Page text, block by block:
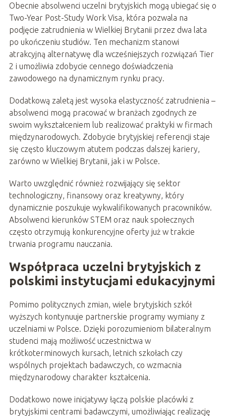
Obecnie absolwenci uczelni brytyjskich mogą ubiegać się o
Two-Year Post-Study Work Visa, która pozwala na
podjęcie zatrudnienia w Wielkiej Brytanii przez dwa lata
po ukończeniu studiów. Ten mechanizm stanowi
atrakcyjną alternatywę dla wcześniejszych rozwiązań Tier
2 i umożliwia zdobycie cennego doświadczenia
zawodowego na dynamicznym rynku pracy.
Dodatkową zaletą jest wysoka elastyczność zatrudnienia –
absolwenci mogą pracować w branżach zgodnych ze
swoim wykształceniem lub realizować praktyki w firmach
międzynarodowych. Zdobycie brytyjskiej referencji staje
się często kluczowym atutem podczas dalszej kariery,
zarówno w Wielkiej Brytanii, jak i w Polsce.
Warto uwzględnić również rozwijający się sektor
technologiczny, finansowy oraz kreatywny, który
dynamicznie poszukuje wykwalifikowanych pracowników.
Absolwenci kierunków STEM oraz nauk społecznych
często otrzymują konkurencyjne oferty już w trakcie
trwania programu nauczania.
Współpraca uczelni brytyjskich z
polskimi instytucjami edukacyjnymi
Pomimo politycznych zmian, wiele brytyjskich szkół
wyższych kontynuuje partnerskie programy wymiany z
uczelniami w Polsce. Dzięki porozumieniom bilateralnym
studenci mają możliwość uczestnictwa w
krótkoterminowych kursach, letnich szkołach czy
wspólnych projektach badawczych, co wzmacnia
międzynarodowy charakter kształcenia.
Dodatkowo nowe inicjatywy łączą polskie placówki z
brytyjskimi centrami badawczymi, umożliwiając realizację